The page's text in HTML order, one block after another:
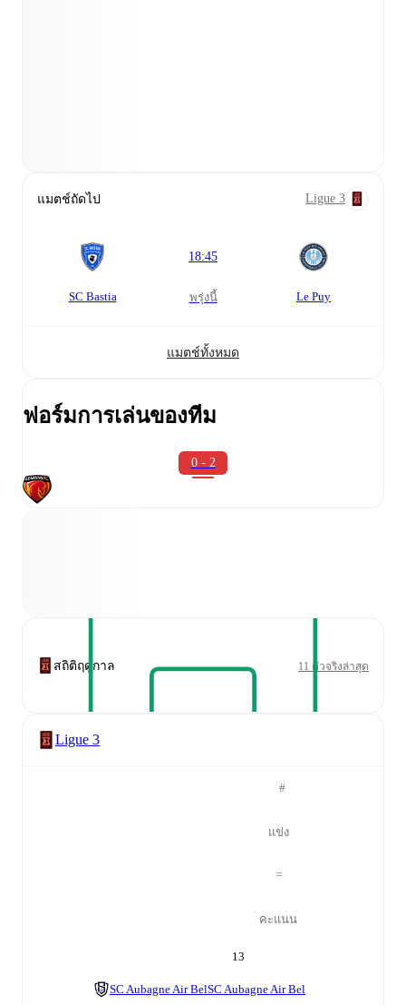
แมตช์ถัดไป Ligue 3
SC Bastia
18:45
พรุ่งนี้ Le Puy
แมตช์ทั้งหมด
ฟอร์มการเล่นของทีม
0 - 2
สถิติฤดูกาล 11 ตัวจริงล่าสุด
Ligue 3
#
แข่ง
=
คะแนน
13
SC Aubagne Air BelSC Aubagne Air Bel